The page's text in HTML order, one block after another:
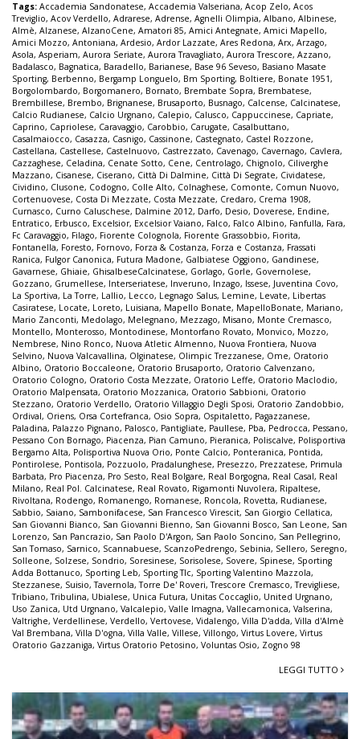
Tags: Accademia Sandonatese, Accademia Valseriana, Acop Zelo, Acos
Treviglio, Acov Verdello, Adrarese, Adrense, Agnelli Olimpia, Albano, Albinese,
Almè, Alzanese, AlzanoCene, Amatori 85, Amici Antegnate, Amici Mapello,
Amici Mozzo, Antoniana, Ardesio, Ardor Lazzate, Ares Redona, Arx, Arzago,
Asola, Asperiam, Aurora Seriate, Aurora Travagliato, Aurora Trescore, Azzano,
Badalasco, Bagnatica, Baradello, Barianese, Base 96 Seveso, Basiano Masate
Sporting, Berbenno, Bergamp Longuelo, Bm Sporting, Boltiere, Bonate 1951,
Borgolombardo, Borgomanero, Bornato, Brembate Sopra, Brembatese,
Brembillese, Brembo, Brignanese, Brusaporto, Busnago, Calcense, Calcinatese,
Calcio Rudianese, Calcio Urgnano, Calepio, Calusco, Cappuccinese, Capriate,
Caprino, Capriolese, Caravaggio, Carobbio, Carugate, Casalbuttano,
Casalmaiocco, Casazza, Casnigo, Cassinone, Castegnato, Castel Rozzone,
Castellana, Castellese, Castelnuovo, Castrezzato, Cavenago, Cavernago, Cavlera,
Cazzaghese, Celadina, Cenate Sotto, Cene, Centrolago, Chignolo, Ciliverghe
Mazzano, Cisanese, Ciserano, Città Di Dalmine, Città Di Segrate, Cividatese,
Cividino, Clusone, Codogno, Colle Alto, Colnaghese, Comonte, Comun Nuovo,
Cortenuovese, Costa Di Mezzate, Costa Mezzate, Credaro, Crema 1908,
Curnasco, Curno Caluschese, Dalmine 2012, Darfo, Desio, Doverese, Endine,
Entratico, Erbusco, Excelsior, Excelsior Vaiano, Falco, Falco Albino, Fanfulla, Fara,
Fc Caravaggio, Filago, Fiorente Colognola, Fiorente Grassobbio, Fiorita,
Fontanella, Foresto, Fornovo, Forza & Costanza, Forza e Costanza, Frassati
Ranica, Fulgor Canonica, Futura Madone, Galbiatese Oggiono, Gandinese,
Gavarnese, Ghiaie, GhisalbeseCalcinatese, Gorlago, Gorle, Governolese,
Gozzano, Grumellese, Interseriatese, Inveruno, Inzago, Issese, Juventina Covo,
La Sportiva, La Torre, Lallio, Lecco, Legnago Salus, Lemine, Levate, Libertas
Casiratese, Locate, Loreto, Luisiana, Mapello Bonate, MapelloBonate, Mariano,
Mario Zanconti, Medolago, Melegnano, Mezzago, Misano, Monte Cremasco,
Montello, Monterosso, Montodinese, Montorfano Rovato, Monvico, Mozzo,
Nembrese, Nino Ronco, Nuova Atletic Almenno, Nuova Frontiera, Nuova
Selvino, Nuova Valcavallina, Olginatese, Olimpic Trezzanese, Ome, Oratorio
Albino, Oratorio Boccaleone, Oratorio Brusaporto, Oratorio Calvenzano,
Oratorio Cologno, Oratorio Costa Mezzate, Oratorio Leffe, Oratorio Maclodio,
Oratorio Malpensata, Oratorio Mozzanica, Oratorio Sabbioni, Oratorio
Stezzano, Oratorio Verdello, Oratorio Villaggio Degli Sposi, Oratorio Zandobbio,
Ordival, Oriens, Orsa Cortefranca, Osio Sopra, Ospitaletto, Pagazzanese,
Paladina, Palazzo Pignano, Palosco, Pantigliate, Paullese, Pba, Pedrocca, Pessano,
Pessano Con Bornago, Piacenza, Pian Camuno, Pieranica, Poliscalve, Polisportiva
Bergamo Alta, Polisportiva Nuova Orio, Ponte Calcio, Ponteranica, Pontida,
Pontirolese, Pontisola, Pozzuolo, Pradalunghese, Presezzo, Prezzatese, Primula
Barbata, Pro Piacenza, Pro Sesto, Real Bolgare, Real Borgogna, Real Casal, Real
Milano, Real Pol. Calcinatese, Real Rovato, Rigamonti Nuvolera, Ripaltese,
Rivoltana, Rodengo, Romanengo, Romanese, Roncola, Rovetta, Rudianese,
Sabbio, Saiano, Sambonifacese, San Francesco Virescit, San Giorgio Cellatica,
San Giovanni Bianco, San Giovanni Bienno, San Giovanni Bosco, San Leone, San
Lorenzo, San Pancrazio, San Paolo D'Argon, San Paolo Soncino, San Pellegrino,
San Tomaso, Sarnico, Scannabuese, ScanzoPedrengo, Sebinia, Sellero, Seregno,
Solleone, Solzese, Sondrio, Soresinese, Sorisolese, Sovere, Spinese, Sporting
Adda Bottanuco, Sporting Leb, Sporting Tlc, Sporting Valentino Mazzola,
Stezzanese, Suisio,Tavernola,Torre De' Roveri,Trescore Cremasco,Trevigliese,
Tribiano,Tribulina, Ubialese, Unica Futura, Unitas Coccaglio, United Urgnano,
Uso Zanica, Utd Urgnano, Valcalepio, Valle Imagna, Vallecamonica, Valserina,
Valtrighe, Verdellinese, Verdello, Vertovese, Vidalengo, Villa D'adda, Villa d'Almè
Val Brembana, Villa D'ogna, Villa Valle, Villese, Villongo, Virtus Lovere, Virtus
Oratorio Gazzaniga, Virtus Oratorio Petosino, Voluntas Osio, Zogno 98
LEGGI TUTTO